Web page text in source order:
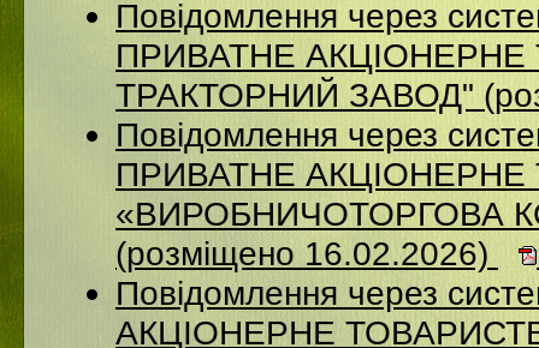
Повідомлення через
ПРИВАТНЕ АКЦIОНЕРНЕ
ТРАКТОРНИЙ ЗАВОД"
Повідомлення через
ПРИВАТНЕ
«ВИРОБНИЧОТОРГОВА
(розміщено 16.02.2026)
Повідомлення через
АКЦІОНЕРНЕ